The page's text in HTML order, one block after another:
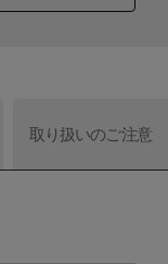
取り扱いのご注意